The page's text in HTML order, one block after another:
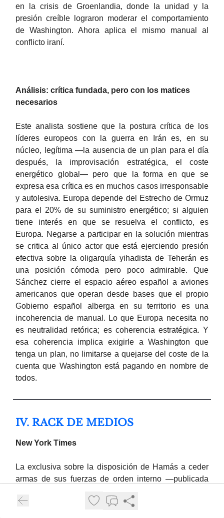
en la crisis de Groenlandia, donde la unidad y la
presión creíble lograron moderar el comportamiento
de Washington. Ahora aplica el mismo manual al
conflicto iraní.
Análisis: crítica fundada, pero con los matices
necesarios
Este analista sostiene que la postura crítica de los
líderes europeos con la guerra en Irán es, en su
núcleo, legítima —la ausencia de un plan para el día
después, la improvisación estratégica, el coste
energético global— pero que la forma en que se
expresa esa crítica es en muchos casos irresponsable
y autolesiva. Europa depende del Estrecho de Ormuz
para el 20% de su suministro energético; si alguien
tiene interés en que se resuelva el conflicto, es
Europa. Negarse a participar en la solución mientras
se critica al único actor que está ejerciendo presión
efectiva sobre la oligarquía yihadista de Teherán es
una posición cómoda pero poco admirable. Que
Sánchez cierre el espacio aéreo español a aviones
americanos que operan desde bases que el propio
Gobierno español alberga en su territorio es una
incoherencia de manual. Lo que Europa necesita no
es neutralidad retórica; es coherencia estratégica. Y
esa coherencia implica exigirle a Washington que
tenga un plan, no limitarse a quejarse del coste de la
cuenta que Washington está pagando en nombre de
todos.
IV. RACK DE MEDIOS
New York Times
La exclusiva sobre la disposición de Hamás a ceder
armas de sus fuerzas de orden interno —publicada
limitaciones de la oferta— es el principal aporte